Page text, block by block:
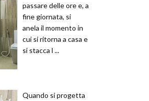
passare delle ore e, a
fine giornata, si
anela il momento in
cui si ritorna a casa e
si stacca l ...
Quando si progetta